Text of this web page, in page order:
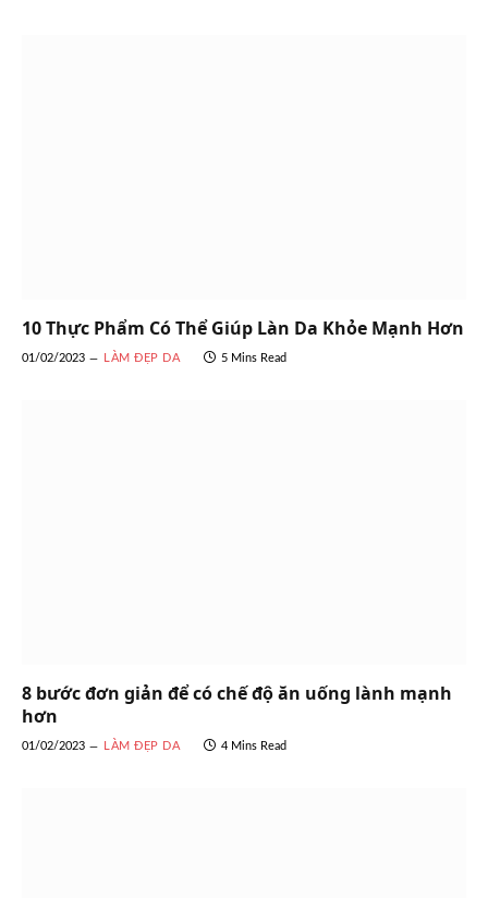
10 Thực Phẩm Có Thể Giúp Làn Da Khỏe Mạnh Hơn
01/02/2023 LÀM ĐẸP DA 5 Mins Read
8 bước đơn giản để có chế độ ăn uống lành mạnh
hơn
01/02/2023 LÀM ĐẸP DA 4 Mins Read